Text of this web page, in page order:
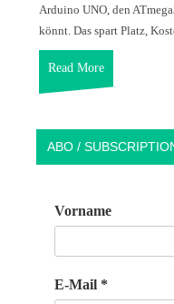
Arduino UNO, den
könnt. Das spart Platz,
Read More
ABO /
Vorname
E-Mail *